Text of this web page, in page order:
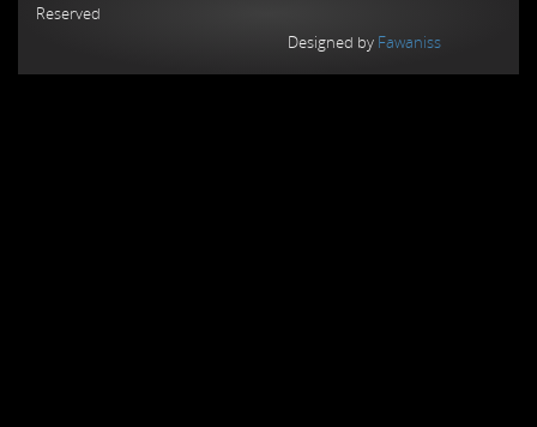
Reserved
Designed by Fawaniss